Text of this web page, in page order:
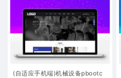
(自适应手机端)机械设备pbootc